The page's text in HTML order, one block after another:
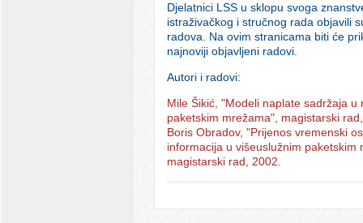
Djelatnici LSS u sklopu svoga
istraživačkog i stručnog rada objavili
radova. Na ovim stranicama biti će
najnoviji objavljeni radovi.
Autori i radovi:
Mile Šikić, "Modeli naplate sadržaja u
paketskim mrežama", magistarski
Boris Obradov, "Prijenos vremenski
informacija u višeuslužnim paketskim
magistarski rad, 2002.